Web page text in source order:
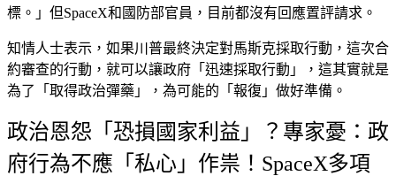
標。」但SpaceX和國防部官員，目前都沒有回應置評請求。
知情人士表示，如果川普最終決定對馬斯克採取行動，這次合
約審查的行動，就可以讓政府「 迅速採取行動 」，這其實就是
為了「 取得政治彈藥 」，為可能的「 報復 」做好準備。
政治恩怨「恐損國家利益」？專家憂：政
府行為不應「私心」作祟！SpaceX多項